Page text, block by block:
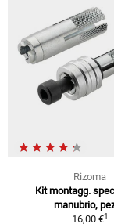
Rizoma
Kit montagg.
manubrio,
16,00 €1